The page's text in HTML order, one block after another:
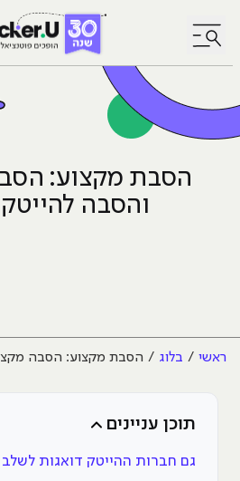
לחץ לפתיחת/סגירת תפריט
הסבת מקצוע:
והסבה
ראשי בלוג הסבת מקצוע: הסבה
תוכן עניינים
גם חברות ההייטק דואגות לשלב